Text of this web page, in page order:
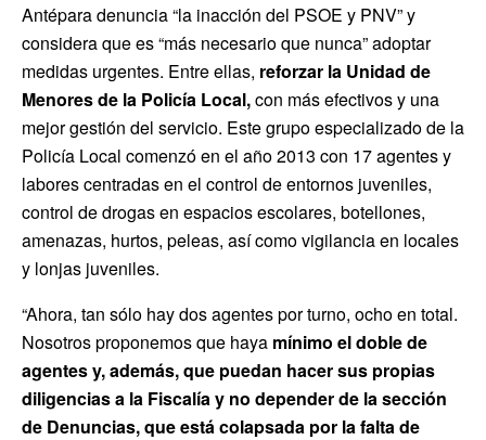
Antépara denuncia “la inacción del PSOE y PNV” y
considera que es “más necesario que nunca” adoptar
medidas urgentes. Entre ellas, reforzar la Unidad de
Menores de la Policía Local,con más efectivos y una
mejor gestión del servicio. Este grupo especializado de la
Policía Local comenzó en el año 2013 con 17 agentes y
labores centradas en el control de entornos juveniles,
control de drogas en espacios escolares, botellones,
amenazas, hurtos, peleas, así como vigilancia en locales
y lonjas juveniles.
“Ahora, tan sólo hay dos agentes por turno, ocho en total.
Nosotros proponemos que haya mínimo el doble de
agentes y, además, que puedan hacer sus propias
diligencias a la Fiscalía y no depender de la sección
de Denuncias, que está colapsada por la falta de